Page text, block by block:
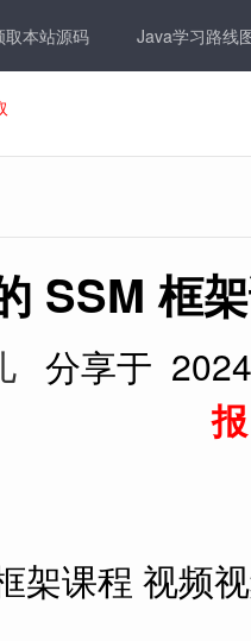
取本站源码 Java学习路线
SSM 框
分享于
报
架课程 视频